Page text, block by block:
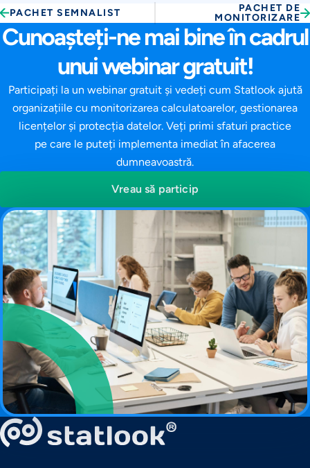
PACHET SEMNALIST
PACHET DE
MONITORIZARE
Cunoașteți-ne mai bine în cadrul
unui webinar gratuit!
Participați la un webinar gratuit și vedeți cum Statlook ajută
organizațiile cu monitorizarea calculatoarelor, gestionarea
licențelor și protecția datelor. Veți primi sfaturi practice
pe care le puteți implementa imediat în afacerea
dumneavoastră.
Vreau să particip